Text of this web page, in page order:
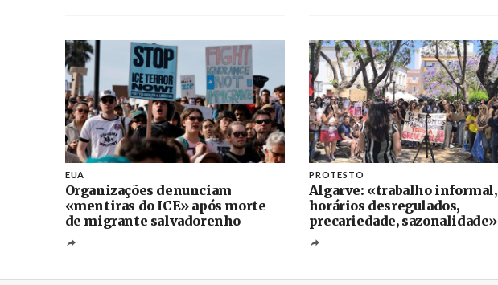
EUA
Organizações denunciam
«mentiras do ICE» após morte
de migrante salvadorenho
PROTESTO
Algarve: «trabalho informal,
horários desregulados,
precariedade, sazonalidade»